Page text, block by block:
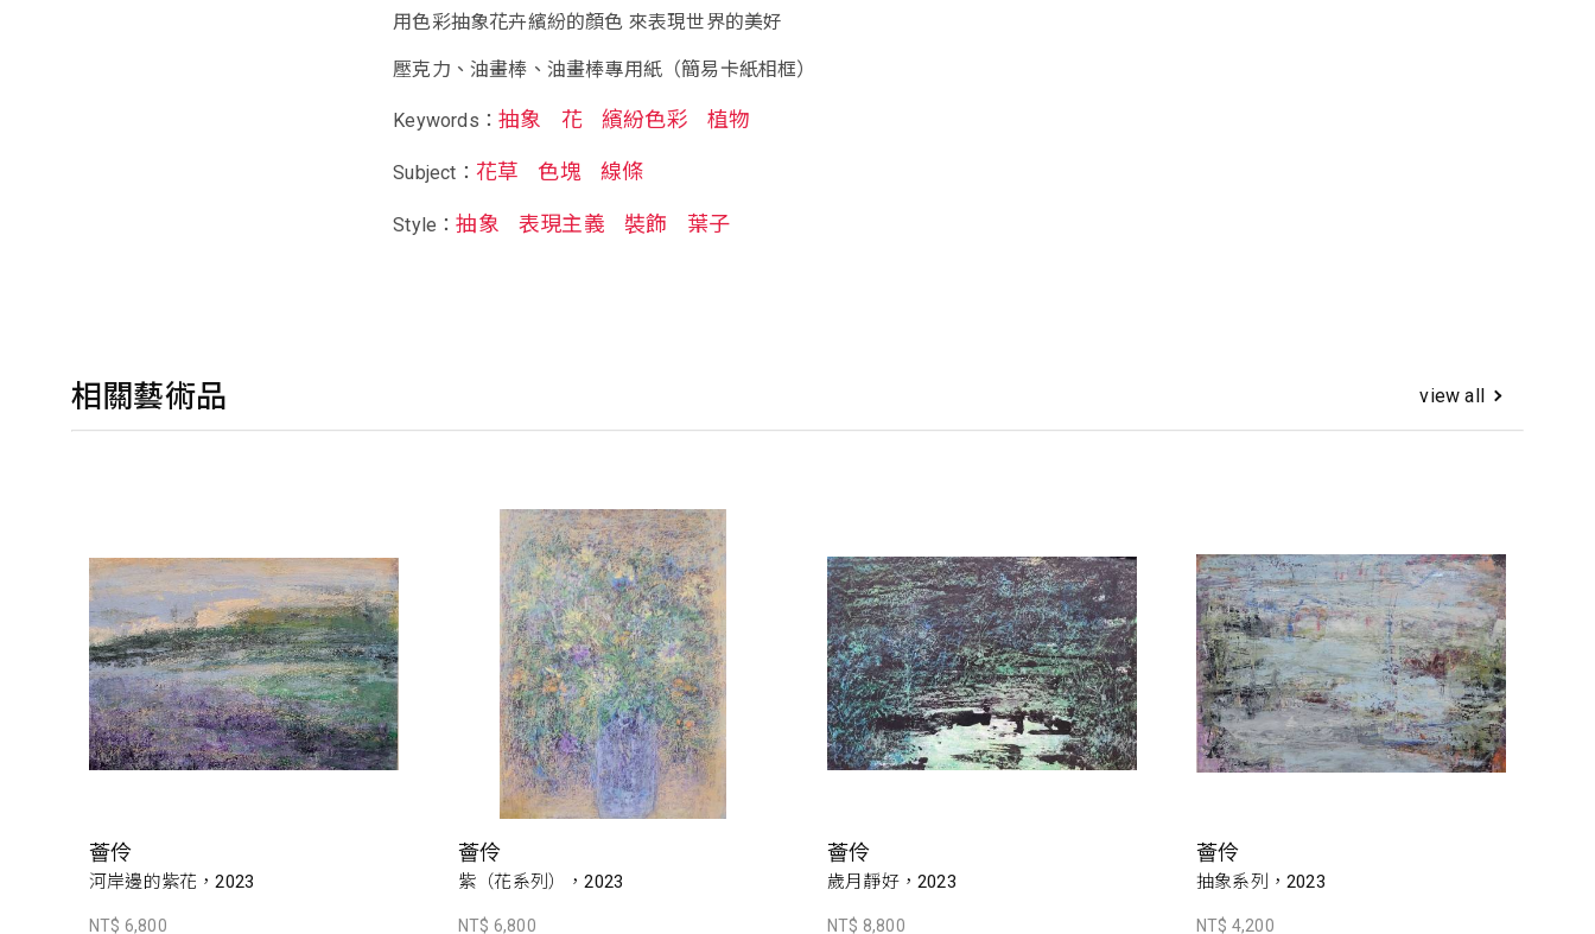
用色彩抽象花卉繽紛的顏色 來表現世界的美好
壓克力、油畫棒、油畫棒專用紙（簡易卡紙相框）
Keywords：抽象 花 繽紛色彩 植物
Subject： 花草 色塊 線條
Style：抽象 表現主義 裝飾 葉子
相關藝術品 view all
薈伶
河岸邊的紫花，2023
NT$ 6,800
薈伶
紫（花系列），2023
NT$ 6,800
薈伶
歲月靜好，2023
NT$ 8,800
薈伶
抽象系列，2023
NT$ 4,200